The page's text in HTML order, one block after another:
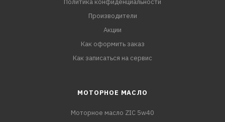
Политика конфиденциальности
Производители
Акции
Как оформить заказ
Как записаться на сервис
МОТОРНОЕ МАСЛО
Моторное масло ZIC 5w40